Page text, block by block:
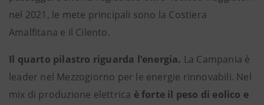
nel 2021, le mete principali sono la Costiera
Amalfitana e il Cilento.
Il quarto pilastro riguarda l’energia. La Campania è
leader nel Mezzogiorno per le energie rinnovabili. Nel
mix di produzione elettrica è forte il peso di eolico e